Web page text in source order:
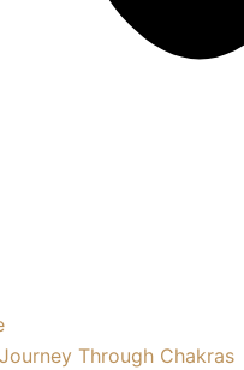
Through Chakras